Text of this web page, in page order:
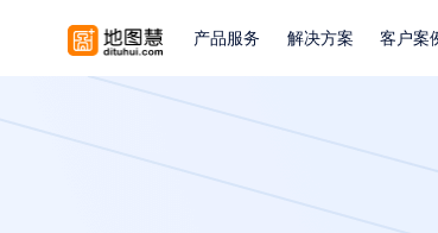
产品服务 解决方案 客户案